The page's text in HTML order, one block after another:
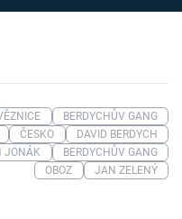
BERDYCHŮV GANG
ČESKO
DAVID BERDYCH
JONÁK
BERDYCHŮV GANG
OBOZ
JAN ZELENÝ